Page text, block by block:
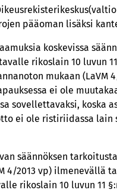
(valtio
pääoman lisäksi
koskevissa
rikoslain 10 luvun
mukaan (LaVM
ei ole
sovellettavaksi, koska
ei ole ristiriidassa lain
säännöksen
4/2013 vp)
rikoslain 10 luvun 11